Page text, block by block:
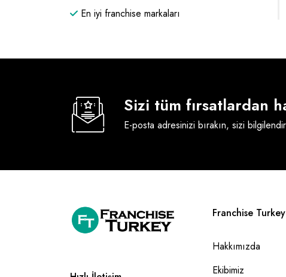
En iyi franchise markaları
Sizi tüm fırsatlardan
E-posta adresinizi bırakın, sizi
Franchise Turkey
Hakkımızda
Ekibimiz